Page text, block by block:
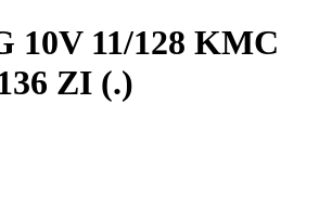
10V 11/128 KMC
ZI (.)